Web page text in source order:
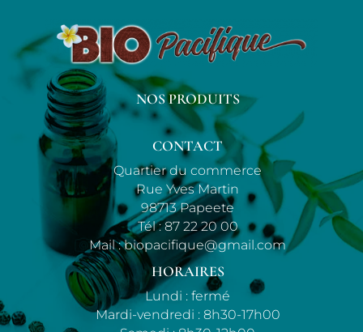
NOS PRODUITS
CONTACT
Quartier du commerce
Rue Yves Martin
98713 Papeete
Tél :87 22 20 00
Mail :biopacifique@gmail.com
HORAIRES
Lundi : fermé
Mardi-vendredi : 8h30-17h00